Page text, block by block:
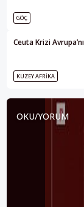
GÖÇ
Ceuta Krizi
KUZEY AFRIKA
OKU/YORUM